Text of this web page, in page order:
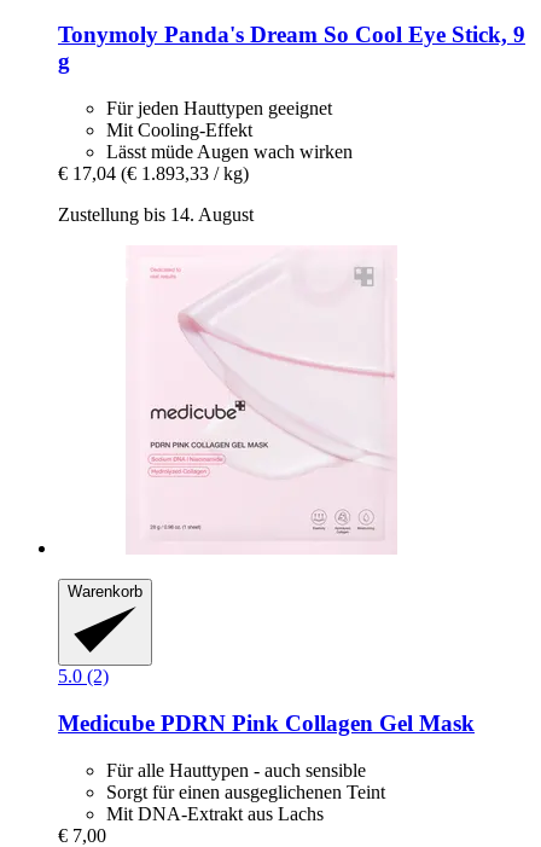
Tonymoly Panda's Dream So Cool Eye Stick, 9
g
Für jeden Hauttypen geeignet
Mit Cooling-Effekt
Lässt müde Augen wach wirken
€ 17,04 (€ 1.893,33 / kg)
Zustellung bis 14. August
Warenkorb
5.0 (2)
Medicube PDRN Pink Collagen Gel Mask
Für alle Hauttypen - auch sensible
Sorgt für einen ausgeglichenen Teint
Mit DNA-Extrakt aus Lachs
€ 7,00